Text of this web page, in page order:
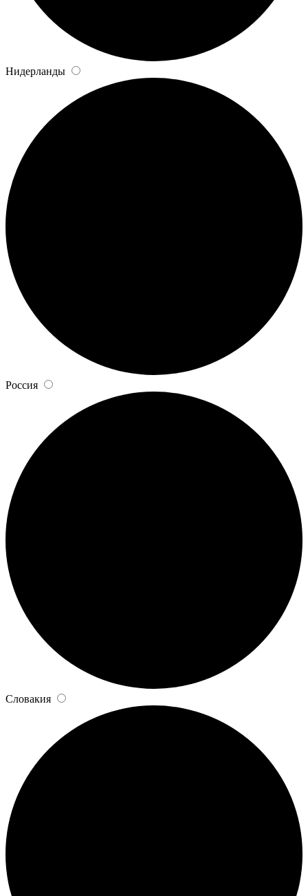
Нидерланды
Россия
Словакия